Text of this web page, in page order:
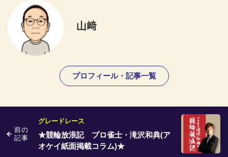
山﨑
プロフィール・記事一覧
前の
記事
グレードレース
★競輪放浪記 プロ雀士・滝沢和典(ア
オケイ紙面掲載コラム)★